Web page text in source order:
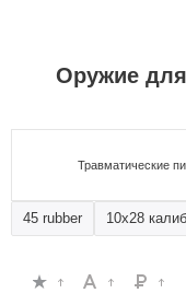
Оружие
Травматические
45 rubber 10х28